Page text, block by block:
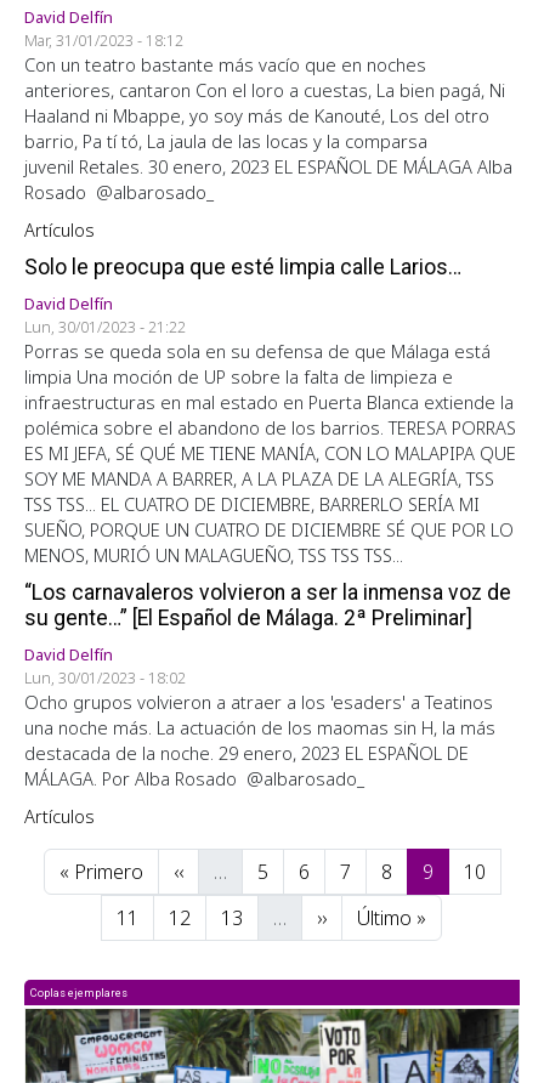
David Delfín
Mar, 31/01/2023 - 18:12
Con un teatro bastante más vacío que en noches
anteriores, cantaron Con el loro a cuestas, La bien pagá, Ni
Haaland ni Mbappe, yo soy más de Kanouté, Los del otro
barrio, Pa tí tó, La jaula de las locas y la comparsa
juvenil Retales. 30 enero, 2023 EL ESPAÑOL DE MÁLAGA Alba
Rosado @albarosado_
Artículos
Solo le preocupa que esté limpia calle Larios…
David Delfín
Lun, 30/01/2023 - 21:22
Porras se queda sola en su defensa de que Málaga está
limpia Una moción de UP sobre la falta de limpieza e
infraestructuras en mal estado en Puerta Blanca extiende la
polémica sobre el abandono de los barrios. TERESA PORRAS
ES MI JEFA, SÉ QUÉ ME TIENE MANÍA, CON LO MALAPIPA QUE
SOY ME MANDA A BARRER, A LA PLAZA DE LA ALEGRÍA, TSS
TSS TSS... EL CUATRO DE DICIEMBRE, BARRERLO SERÍA MI
SUEÑO, PORQUE UN CUATRO DE DICIEMBRE SÉ QUE POR LO
MENOS, MURIÓ UN MALAGUEÑO, TSS TSS TSS...
“Los carnavaleros volvieron a ser la inmensa voz de
su gente…” [El Español de Málaga. 2ª Preliminar]
David Delfín
Lun, 30/01/2023 - 18:02
Ocho grupos volvieron a atraer a los 'esaders' a Teatinos
una noche más. La actuación de los maomas sin H, la más
destacada de la noche. 29 enero, 2023 EL ESPAÑOL DE
MÁLAGA. Por Alba Rosado @albarosado_
Artículos
Primera página
« Primero Página anterior
‹‹ … Página
5 Página
6 Página
7 Página
8 Página
9 Página
10
Página
11 Página
12 Página
13 … Siguiente página
›› Última página
Último »
Coplas ejemplares